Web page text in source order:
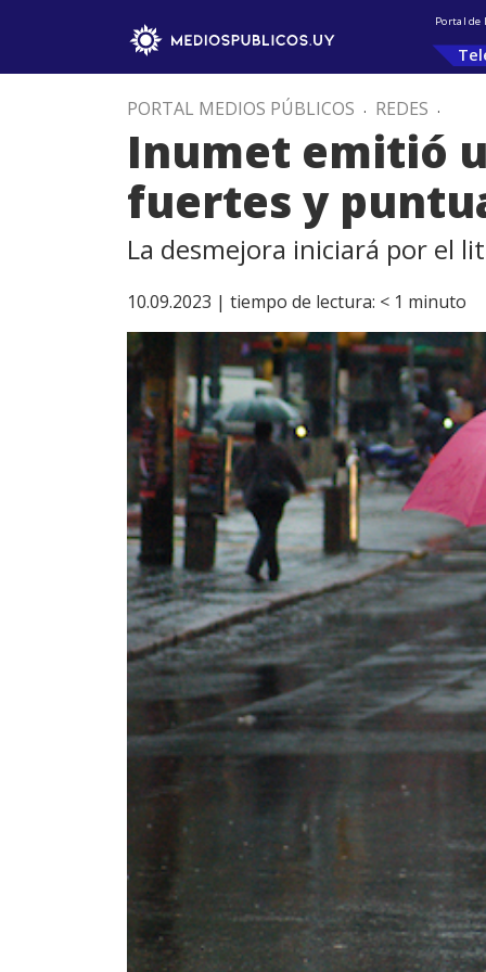
Portal de
PORTAL MEDIOS PÚBLICOS . REDES .
Inumet emitió
fuertes y
La desmejora iniciará por el
10.09.2023 | tiempo de lectura: < 1 minuto